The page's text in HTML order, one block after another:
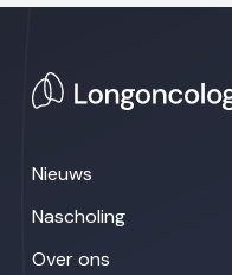
Nieuws
Nascholing
Over ons